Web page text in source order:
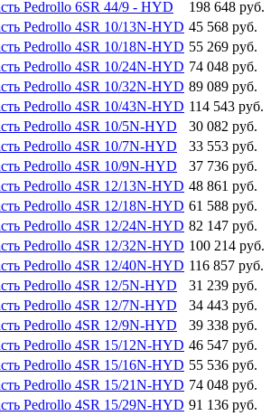
Pedrollo 6SR 44/9 - HYD
198 648 руб.
Pedrollo 4SR 10/13N-HYD 45 568 руб.
Pedrollo 4SR 10/18N-HYD 55 269 руб.
Pedrollo 4SR 10/24N-HYD 74 048 руб.
Pedrollo 4SR 10/32N-HYD 89 089 руб.
Pedrollo 4SR 10/43N-HYD 114 543 руб.
Pedrollo 4SR 10/5N-HYD
30 082 руб.
Pedrollo 4SR 10/7N-HYD
33 553 руб.
Pedrollo 4SR 10/9N-HYD
37 736 руб.
Pedrollo 4SR 12/13N-HYD 48 861 руб.
Pedrollo 4SR 12/18N-HYD 61 588 руб.
Pedrollo 4SR 12/24N-HYD 82 147 руб.
Pedrollo 4SR 12/32N-HYD 100 214 руб.
Pedrollo 4SR 12/40N-HYD 116 857 руб.
Pedrollo 4SR 12/5N-HYD
31 239 руб.
Pedrollo 4SR 12/7N-HYD
34 443 руб.
Pedrollo 4SR 12/9N-HYD
39 338 руб.
Pedrollo 4SR 15/12N-HYD 46 547 руб.
Pedrollo 4SR 15/16N-HYD 55 536 руб.
Pedrollo 4SR 15/21N-HYD 74 048 руб.
Pedrollo 4SR 15/29N-HYD 91 136 руб.